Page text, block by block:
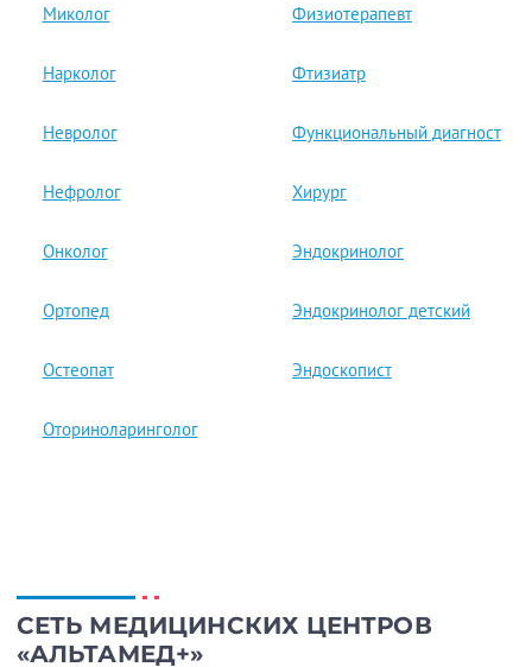
Миколог
Нарколог
Невролог
Нефролог
Онколог
Ортопед
Остеопат
Оторинола­ринголог
Физиотерапевт
Фтизиатр
Функциональный диагност
Хирург
Эндокринолог
Эндокринолог детский
Эндоскопист
СЕТЬ МЕДИЦИНСКИХ ЦЕНТРОВ
«АЛЬТАМЕД+»